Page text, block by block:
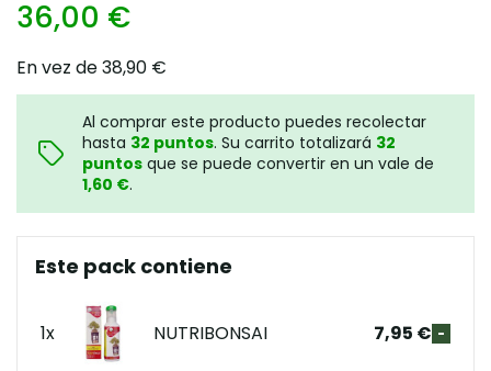
36,00 €
En vez de 38,90 €
Al comprar este producto puedes recolectar
hasta 32 puntos. Su carrito totalizará 32
puntos que se puede convertir en un vale de
1,60 €.
Este pack contiene
1x NUTRIBONSAI 7,95 € -